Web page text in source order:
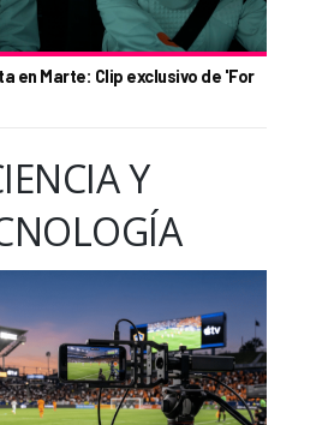
en Marte: Clip exclusivo de 'For
Y